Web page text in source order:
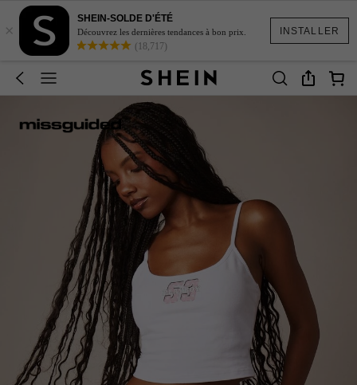
INSTALLER
×
SHEIN-SOLDE D'ÉTÉ
Découvrez les dernières tendances à bon prix.
(18,717)